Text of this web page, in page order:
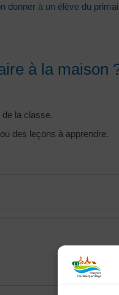
donner à un élève du
à la maison
la classe.
des leçons à apprendre.